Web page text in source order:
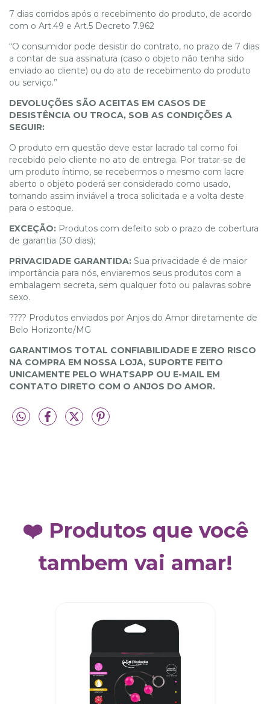
7 dias corridos após o recebimento do produto, de acordo
com o Art.49 e Art.5 Decreto 7.962
“O consumidor pode desistir do contrato, no prazo de 7 dias
a contar de sua assinatura (caso o objeto não tenha sido
enviado ao cliente) ou do ato de recebimento do produto
ou serviço.”
DEVOLUÇÕES SÃO ACEITAS EM CASOS DE
DESISTÊNCIA OU TROCA, SOB AS CONDIÇÕES A
SEGUIR:
O produto em questão deve estar lacrado tal como foi
recebido pelo cliente no ato de entrega. Por tratar-se de
um produto íntimo, se recebermos o mesmo com lacre
aberto o objeto poderá ser considerado como usado,
tornando assim inviável a troca solicitada e a volta deste
para o estoque.
EXCEÇÃO: Produtos com defeito sob o prazo de cobertura
de garantia (30 dias);
PRIVACIDADE GARANTIDA: Sua privacidade é de maior
importância para nós, enviaremos seus produtos com a
embalagem secreta, sem qualquer foto ou palavras sobre
sexo.
???? Produtos enviados por Anjos do Amor diretamente de
Belo Horizonte/MG
GARANTIMOS TOTAL CONFIABILIDADE E ZERO RISCO
NA COMPRA EM NOSSA LOJA, SUPORTE FEITO
UNICAMENTE PELO WHATSAPP OU E-MAIL EM
CONTATO DIRETO COM O ANJOS DO AMOR.
❤️ Produtos que você
tambem vai amar!